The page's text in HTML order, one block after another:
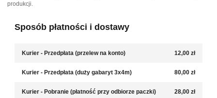
produkcji.
Sposób płatności i dostawy
Kurier - Przedpłata (przelew na konto) 12,00 zł
Kurier - Przedpłata (duży gabaryt 3x4m) 80,00 zł
Kurier - Pobranie (płatność przy odbiorze paczki) 28,00 zł